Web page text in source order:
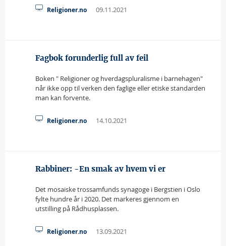
Religioner.no 09.11.2021
Fagbok forunderlig full av feil
Boken " Religioner og hverdagspluralisme i barnehagen"
når ikke opp til verken den faglige eller etiske standarden
man kan forvente.
Religioner.no 14.10.2021
Rabbiner: -En smak av hvem vi er
Det mosaiske trossamfunds synagoge i Bergstien i Oslo
fylte hundre år i 2020. Det markeres gjennom en
utstilling på Rådhusplassen.
Religioner.no 13.09.2021